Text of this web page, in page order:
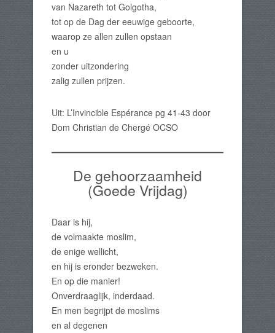
van Nazareth tot Golgotha,
tot op de Dag der eeuwige geboorte,
waarop ze allen zullen opstaan
en u
zonder uitzondering
zalig zullen prijzen.
Uit: L’Invincible Espérance pg 41-43 door
Dom Christian de Chergé OCSO
De gehoorzaamheid
(Goede Vrijdag)
Daar is hij,
de volmaakte moslim,
de enige wellicht,
en hij is eronder bezweken.
En op die manier!
Onverdraaglijk, inderdaad.
En men begrijpt de moslims
en al degenen